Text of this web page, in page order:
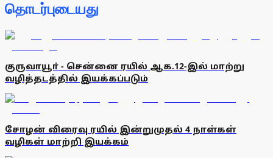
தொடர்புடையது
குருவாயூா் - சென்னை ரயில் ஆக.12-இல் மாற்று
வழித்தடத்தில் இயக்கப்படும்
சோழன் விரைவு ரயில் இன்றுமுதல் 4 நாள்கள்
வழிகள் மாற்றி இயக்கம்